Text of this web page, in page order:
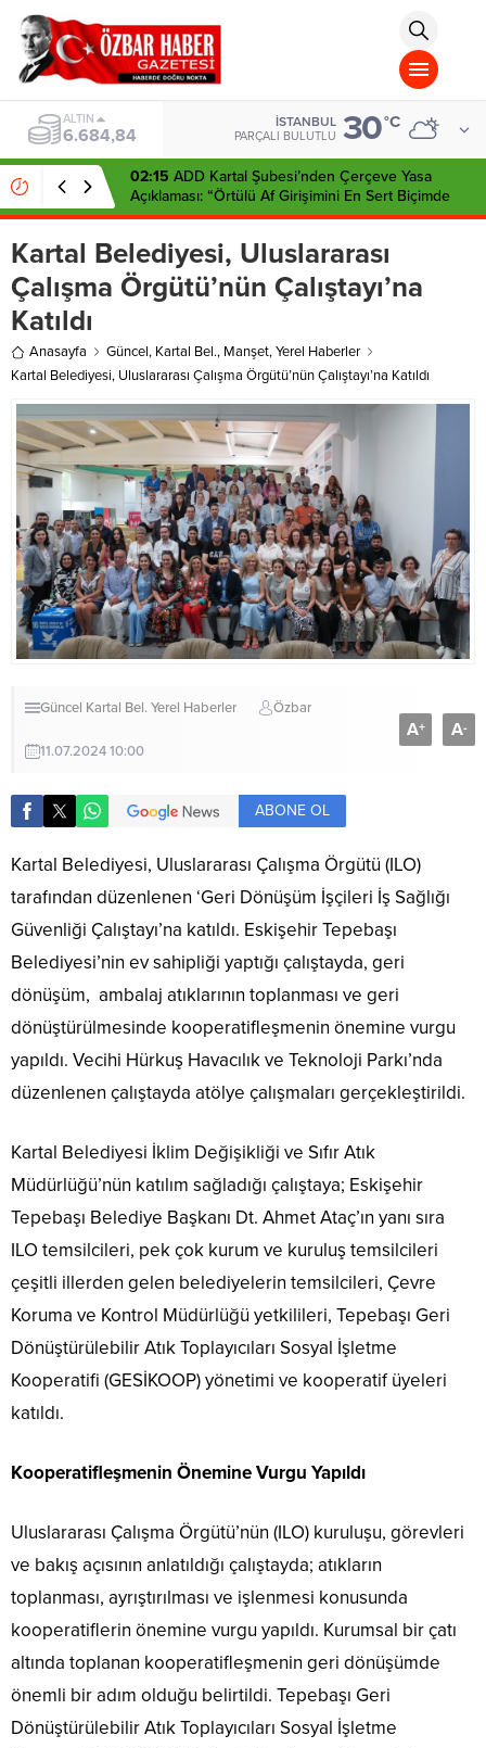
islami
chat
omegla
türk
sohbet
cinsel
sohbet
dini
chat
BIST
13.811,60
İSTANBUL
PARÇALI BULUTLU 30°C
02:15 ADD Kartal Şubesi’nden Çerçeve Yasa
Açıklaması: “Örtülü Af Girişimini En Sert Biçimde
Reddediyoruz”
Kartal Belediyesi, Uluslararası
Çalışma Örgütü’nün Çalıştayı’na
Katıldı
Anasayfa Güncel, Kartal Bel., Manşet,Yerel Haberler
Kartal Belediyesi, Uluslararası Çalışma Örgütü’nün Çalıştayı’na Katıldı
Güncel Kartal Bel. Yerel Haberler Özbar
11.07.2024 10:00
A+ A-
ABONE OL
Kartal Belediyesi, Uluslararası Çalışma Örgütü (ILO)
tarafından düzenlenen ‘Geri Dönüşüm İşçileri İş Sağlığı
Güvenliği Çalıştayı’na katıldı. Eskişehir Tepebaşı
Belediyesi’nin ev sahipliği yaptığı çalıştayda, geri
dönüşüm, ambalaj atıklarının toplanması ve geri
dönüştürülmesinde kooperatifleşmenin önemine vurgu
yapıldı. Vecihi Hürkuş Havacılık ve Teknoloji Parkı’nda
düzenlenen çalıştayda atölye çalışmaları gerçekleştirildi.
Kartal Belediyesi İklim Değişikliği ve Sıfır Atık
Müdürlüğü’nün katılım sağladığı çalıştaya; Eskişehir
Tepebaşı Belediye Başkanı Dt. Ahmet Ataç’ın yanı sıra
ILO temsilcileri, pek çok kurum ve kuruluş temsilcileri
çeşitli illerden gelen belediyelerin temsilcileri, Çevre
Koruma ve Kontrol Müdürlüğü yetkilileri, Tepebaşı Geri
Dönüştürülebilir Atık Toplayıcıları Sosyal İşletme
Kooperatifi (GESİKOOP) yönetimi ve kooperatif üyeleri
katıldı.
Kooperatifleşmenin Önemine Vurgu Yapıldı
Uluslararası Çalışma Örgütü’nün (ILO) kuruluşu, görevleri
ve bakış açısının anlatıldığı çalıştayda; atıkların
toplanması, ayrıştırılması ve işlenmesi konusunda
kooperatiflerin önemine vurgu yapıldı. Kurumsal bir çatı
altında toplanan kooperatifleşmenin geri dönüşümde
önemli bir adım olduğu belirtildi. Tepebaşı Geri
Dönüştürülebilir Atık Toplayıcıları Sosyal İşletme